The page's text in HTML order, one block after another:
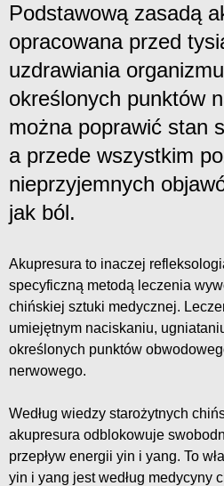
Podstawową zasadą
opracowana przed
uzdrawiania
określonych punktów
można poprawić stan
a przede wszystkim
nieprzyjemnych
jak ból.
Akupresura to inaczej
specyficzną metodą leczenia
chińskiej sztuki medycznej.
umiejętnym naciskaniu,
określonych punktów
nerwowego.
Według wiedzy starożytnych
akupresura odblokowuje
przepływ energii yin i yang. To
yin i yang jest według medycyny